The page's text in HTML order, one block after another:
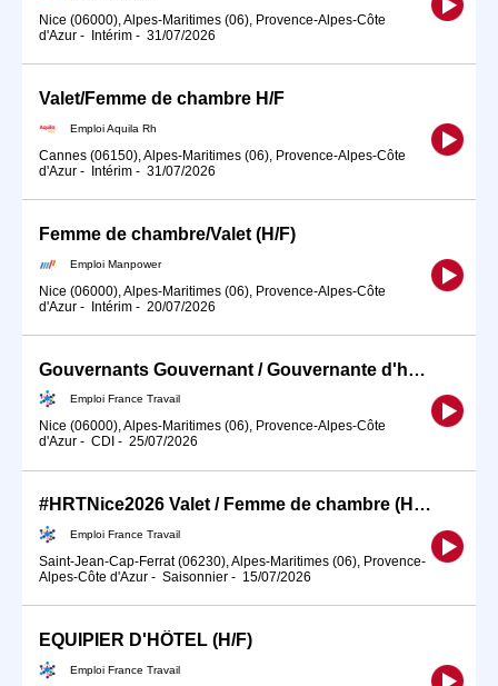
Nice (06000), Alpes-Maritimes (06), Provence-Alpes-Côte
d'Azur - Intérim - 31/07/2026
Valet/Femme de chambre H/F
Emploi Aquila Rh
Cannes (06150), Alpes-Maritimes (06), Provence-Alpes-Côte
d'Azur - Intérim - 31/07/2026
Femme de chambre/Valet (H/F)
Emploi Manpower
Nice (06000), Alpes-Maritimes (06), Provence-Alpes-Côte
d'Azur - Intérim - 20/07/2026
Gouvernants Gouvernant / Gouvernante d'hôtel (H/F)
Emploi France Travail
Nice (06000), Alpes-Maritimes (06), Provence-Alpes-Côte
d'Azur - CDI - 25/07/2026
#HRTNice2026 Valet / Femme de chambre (H/F)
Emploi France Travail
Saint-Jean-Cap-Ferrat (06230), Alpes-Maritimes (06), Provence-
Alpes-Côte d'Azur - Saisonnier - 15/07/2026
EQUIPIER D'HÔTEL (H/F)
Emploi France Travail